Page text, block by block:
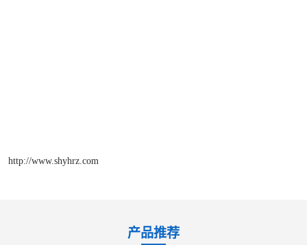
http://www.shyhrz.com
产品推荐